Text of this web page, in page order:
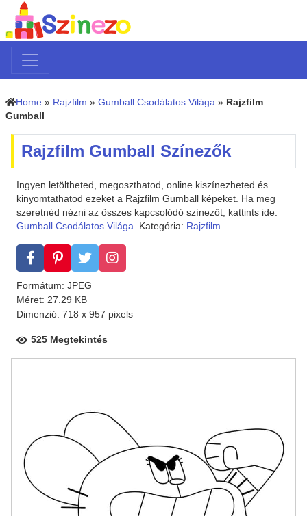
Home » Rajzfilm » Gumball Csodálatos Világa » Rajzfilm
Gumball
Rajzfilm Gumball Színezők
Ingyen letöltheted, megoszthatod, online kiszínezheted és
kinyomtathatod ezeket a Rajzfilm Gumball képeket. Ha meg
szeretnéd nézni az összes kapcsolódó színezőt, kattints ide:
Gumball Csodálatos Világa. Kategória: Rajzfilm
Formátum: JPEG
Méret: 27.29 KB
Dimenzió: 718 x 957 pixels
525 Megtekintés